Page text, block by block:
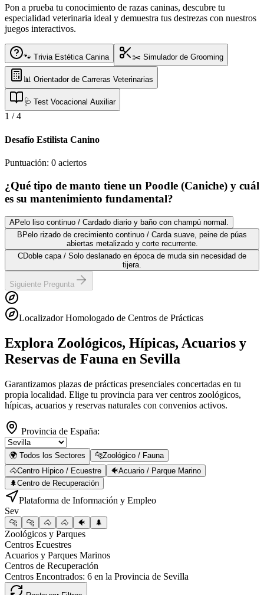
Pon a prueba tu conocimiento de razas caninas, descubre tu
especialidad veterinaria ideal y demuestra tus destrezas con nuestros
juegos interactivos.
🐾 Trivia Estética Canina ✂️ Simulador de Grooming
📊 Orientador de Carreras Veterinarias
🩺 Test Vocacional Auxiliar
1 /4
Desafío Estilista Canino
Puntuación: 0 aciertos
¿Qué tipo de manto tiene un Poodle (Caniche) y cuál
es su mantenimiento fundamental?
APelo liso continuo / Cardado diario y baño con champú normal.
B Pelo rizado de crecimiento continuo / Carda suave, peine de púas
abiertas metalizado y corte recurrente.
CDoble capa / Solo deslanado en época de muda sin necesidad de
tijera.
Siguiente Pregunta
Localizador Homologado de Centros de Prácticas
Explora Zoológicos, Hípicas, Acuarios y
Reservas de Fauna en Sevilla
Garantizamos plazas de prácticas presenciales concertadas en tu
propia localidad. Elige tu provincia para ver centros zoológicos,
hípicas, acuarios y reservas naturales con convenios activos.
Provincia de España:
🌍 Todos los Sectores 🐆Zoológico / Fauna
🐴Centro Hípico / Ecuestre 🐠Acuario / Parque Marino
🌲Centro de Recuperación
Plataforma de Información y Empleo
Sev
🐆 🐆 🐴 🐴 🐠 🌲
Zoológicos y Parques
Centros Ecuestres
Acuarios y Parques Marinos
Centros de Recuperación
Centros Encontrados: 6 en la Provincia de Sevilla